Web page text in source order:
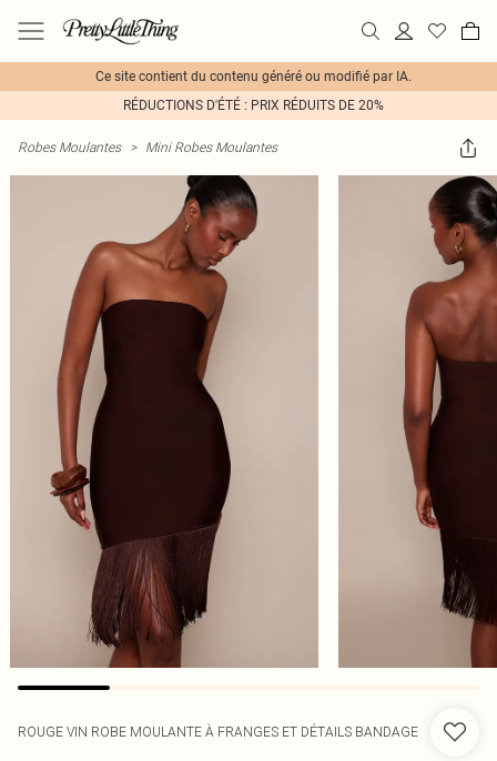
Ce site contient du contenu généré ou modifié par IA.
RÉDUCTIONS D'ÉTÉ : PRIX RÉDUITS DE 20%
Robes Moulantes > Mini Robes Moulantes
ROUGE VIN ROBE MOULANTE À FRANGES ET DÉTAILS BANDAGE